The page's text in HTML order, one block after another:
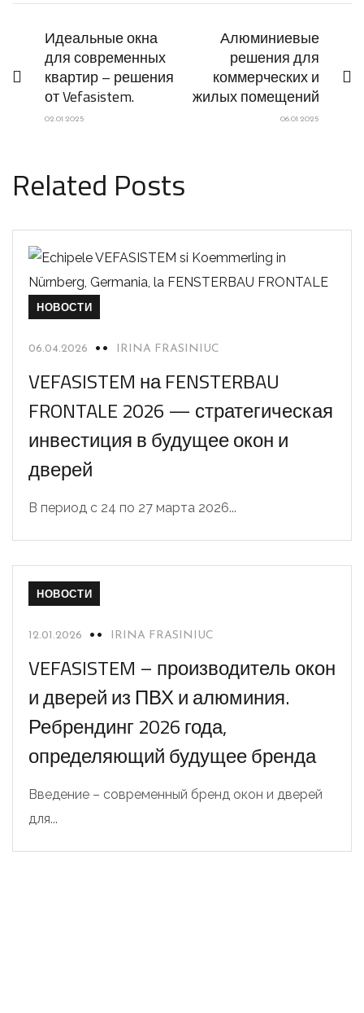
Идеальные окна
для современных
квартир – решения
от Vefasistem.
02.01.2025
Алюминиевые
решения для
коммерческих и
жилых помещений
06.01.2025
Related Posts
НОВОСТИ
06.04.2026 IRINA FRASINIUC
VEFASISTEM на FENSTERBAU
FRONTALE 2026 — стратегическая
инвестиция в будущее окон и
дверей
В период с 24 по 27 марта 2026...
НОВОСТИ
12.01.2026 IRINA FRASINIUC
VEFASISTEM – производитель окон
и дверей из ПВХ и алюминия.
Ребрендинг 2026 года,
определяющий будущее бренда
Введение – современный бренд окон и дверей
для...